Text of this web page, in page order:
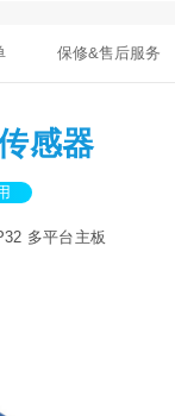
保修&售后服务
感器
多平台主板